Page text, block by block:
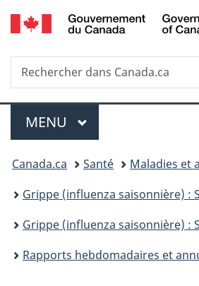
Passer
au
Passer
à
Au
du
Passer
à
version
Recherche
Rechercher
dans
Menu
MENU PRINCIPAL
Vous
êtes
ici :
Canada.ca Santé
Maladies et
Grippe (influenza saisonnière) :
Grippe (influenza saisonnière) :
Rapports hebdomadaires et annuels